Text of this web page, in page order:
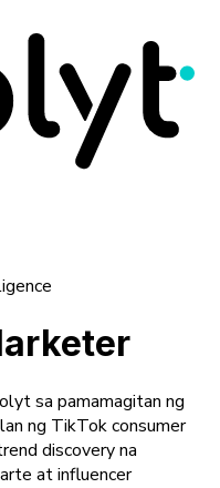
sa pamamagitan ng
ng TikTok consumer
discovery na
at influencer